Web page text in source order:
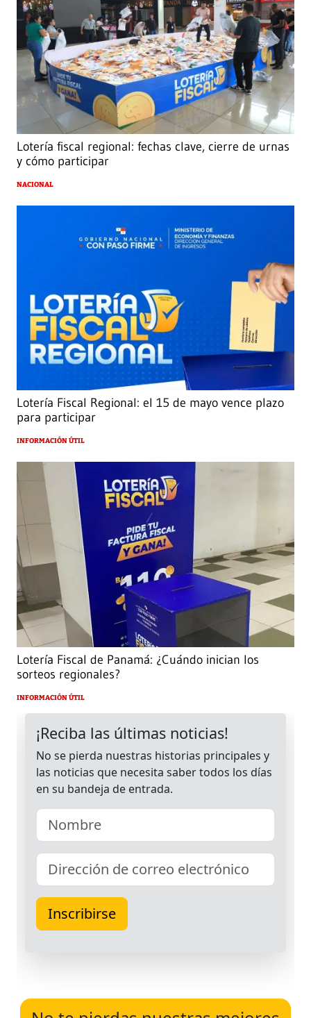
Lotería fiscal regional: fechas clave, cierre de urnas
y cómo participar
NACIONAL
Lotería Fiscal Regional: el 15 de mayo vence plazo
para participar
INFORMACIÓN ÚTIL
Lotería Fiscal de Panamá: ¿Cuándo inician los
sorteos regionales?
INFORMACIÓN ÚTIL